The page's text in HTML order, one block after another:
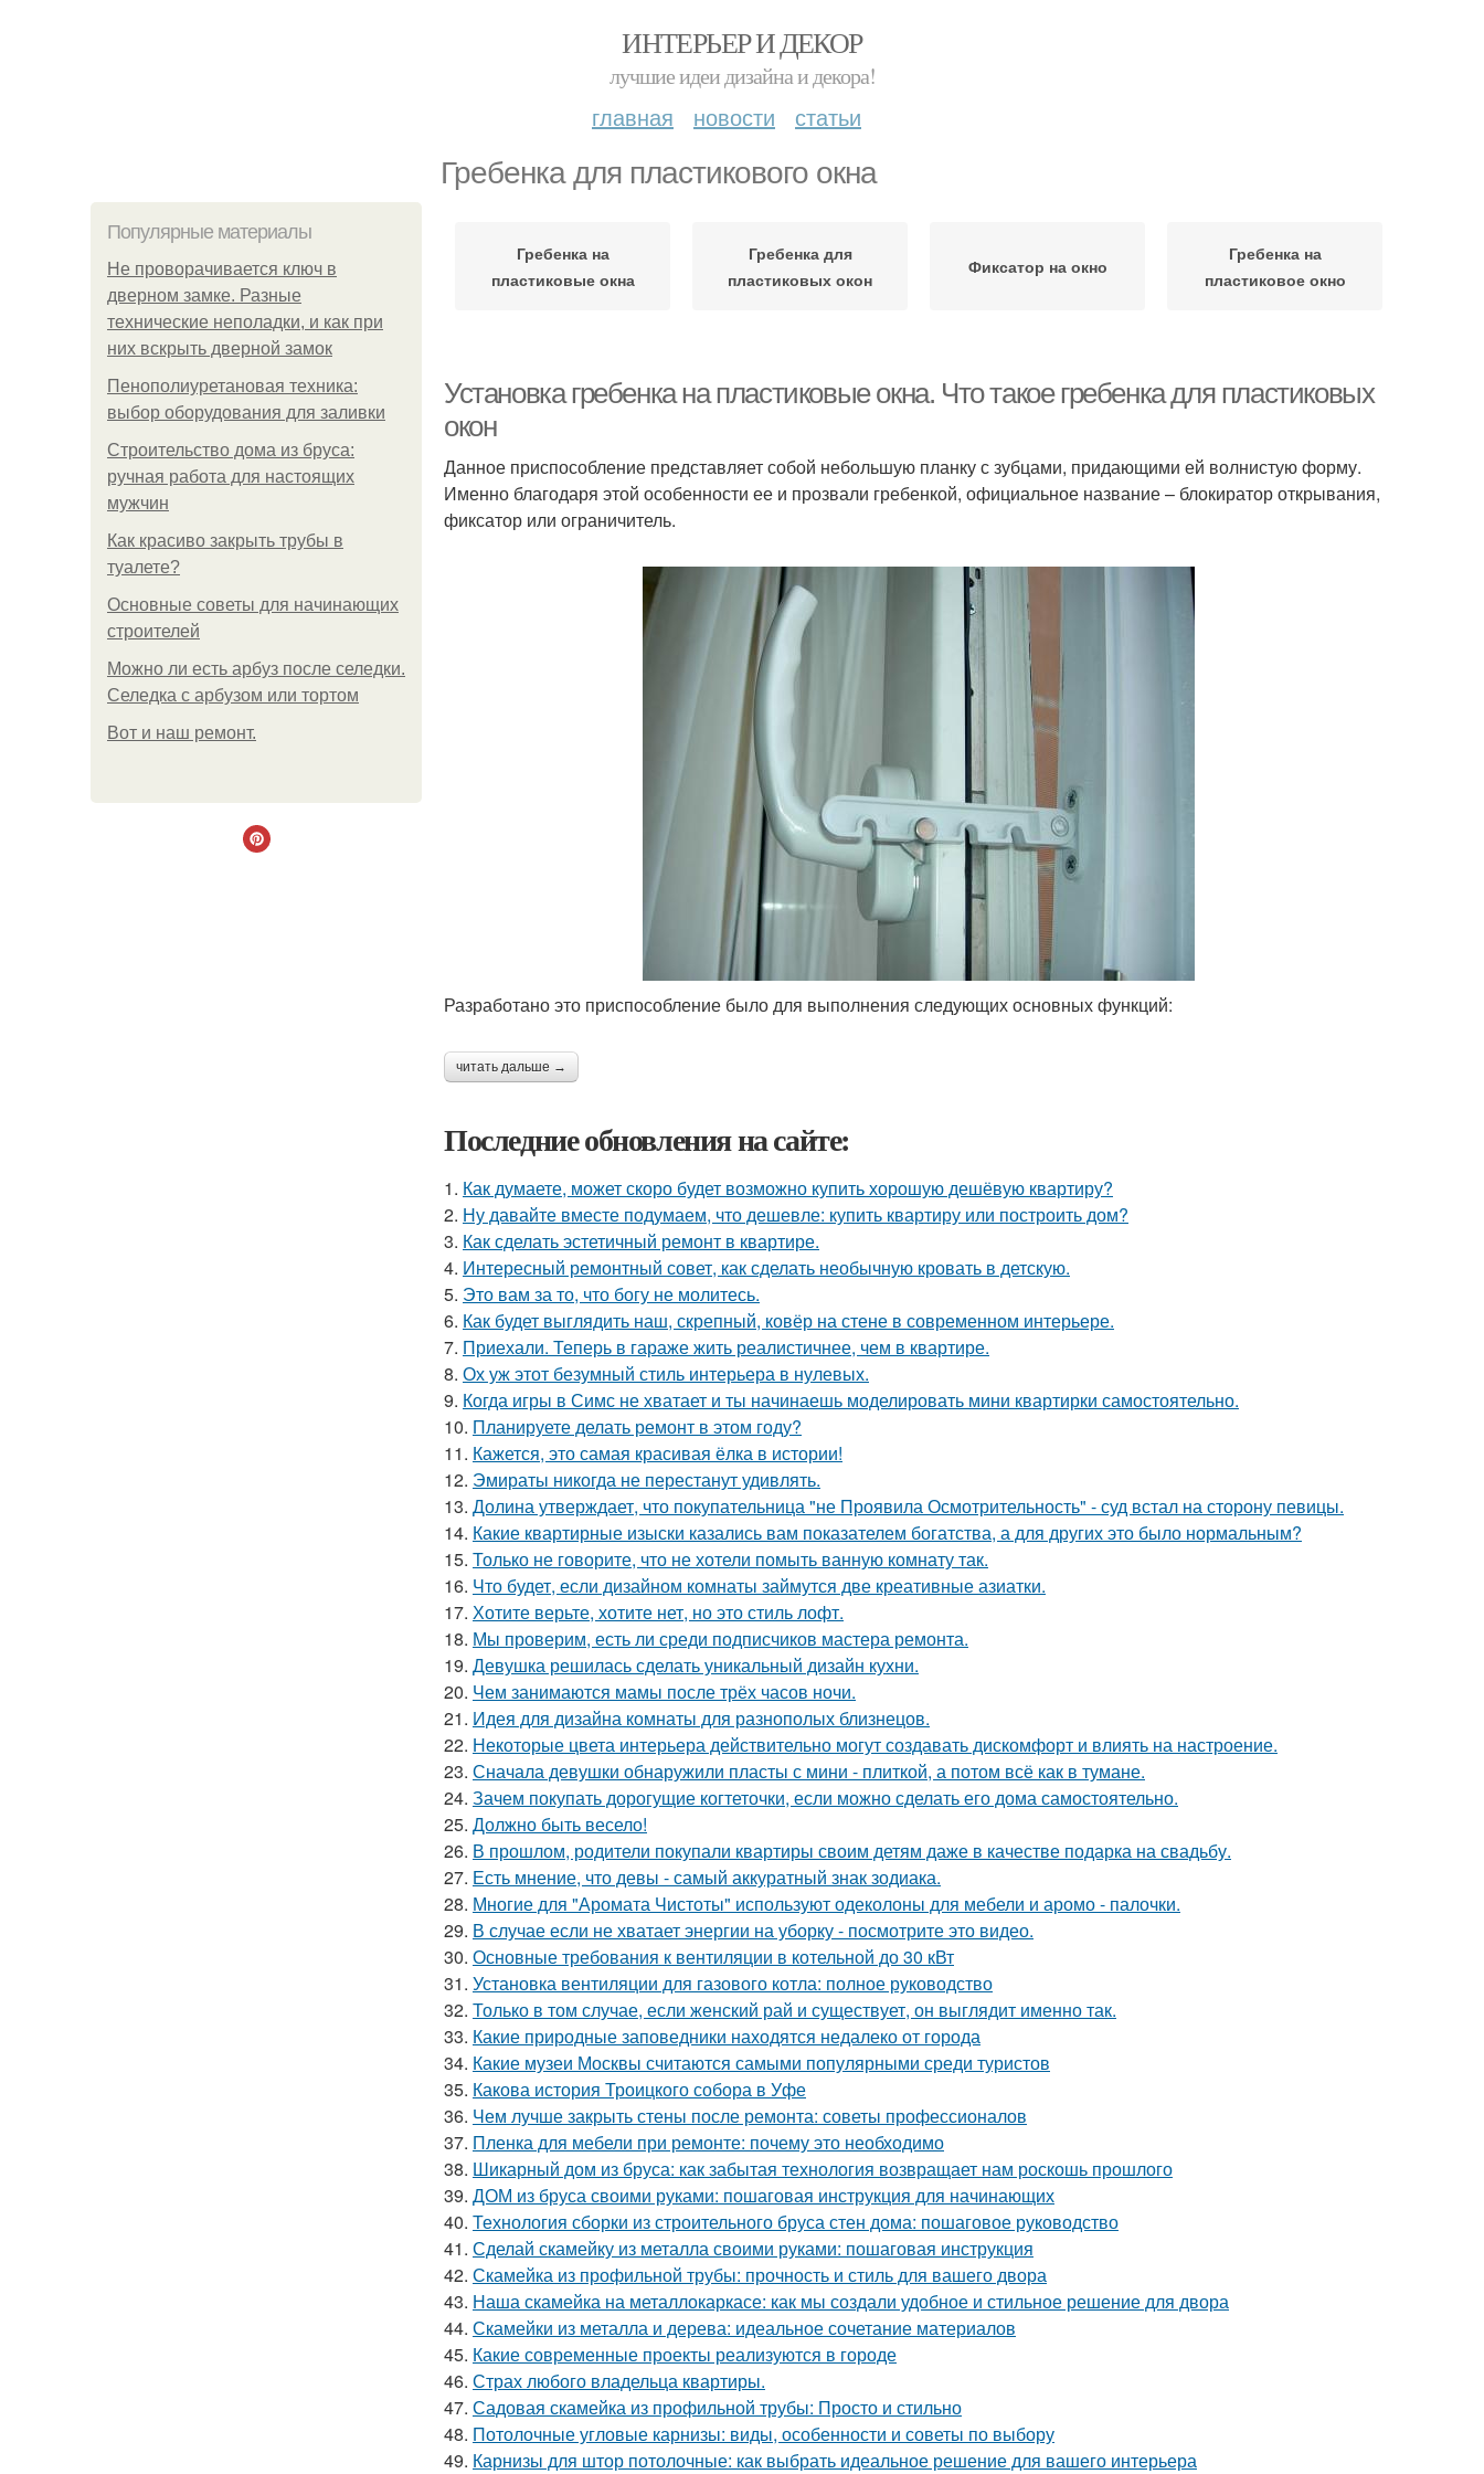
ИНТЕРЬЕР И ДЕКОР
лучшие идеи дизайна и декора!
главная новости статьи
Гребенка для пластикового окна
Популярные материалы
Не проворачивается ключ в
дверном замке. Разные
технические неполадки, и как при
них вскрыть дверной замок
Пенополиуретановая техника:
выбор оборудования для заливки
Строительство дома из бруса:
ручная работа для настоящих
мужчин
Как красиво закрыть трубы в
туалете?
Основные советы для начинающих
строителей
Можно ли есть арбуз после селедки.
Селедка с арбузом или тортом
Boт и наш ремoнт.
Гребенка на
пластиковые окна
Гребенка для
пластиковых окон
Фиксатор на окно
Гребенка на
пластиковое окно
Установка гребенка на пластиковые окна. Что такое гребенка для пластиковых
окон
Данное приспособление представляет собой небольшую планку с зубцами, придающими ей волнистую форму.
Именно благодаря этой особенности ее и прозвали гребенкой, официальное название – блокиратор открывания,
фиксатор или ограничитель.
Разработано это приспособление было для выполнения следующих основных функций:
читать дальше →
Последние обновления на сайте:
1. Как думаете, может скоро будет возможно купить хорошую дешёвую квартиру?
2. Ну давайте вместе подумаем, что дешевле: купить квартиру или построить дом?
3. Как сделать эстетичный ремонт в квартире.
4. Интересный ремонтный совет, как сделать необычную кровать в детскую.
5. Это вам за то, что богу не молитесь.
6. Как будет выглядить наш, скрепный, ковёр на стене в современном интерьере.
7. Приехали. Теперь в гараже жить реалистичнее, чем в квартире.
8. Ох уж этот безумный стиль интерьера в нулевых.
9. Когда игры в Симс не хватает и ты начинаешь моделировать мини квартирки самостоятельно.
10. Планируете делать ремонт в этом году?
11. Кажется, это самая красивая ёлка в истории!
12. Эмираты никогда не перестанут удивлять.
13. Долина утверждает, что покупательница "не Проявила Осмотрительность" - суд встал на сторону певицы.
14. Какие квартирные изыски казались вам показателем богатства, а для других это было нормальным?
15. Только не говорите, что не хотели помыть ванную комнату так.
16. Что будет, если дизайном комнаты займутся две креативные азиатки.
17. Хотите верьте, хотите нет, но это стиль лофт.
18. Мы проверим, есть ли среди подписчиков мастера ремонта.
19. Девушка решилась сделать уникальный дизайн кухни.
20. Чем занимаются мамы после трёх часов ночи.
21. Идея для дизайна комнаты для разнополых близнецов.
22. Некоторые цвета интерьера действительно могут создавать дискомфорт и влиять на настроение.
23. Сначала девушки обнаружили пласты с мини - плиткой, а потом всё как в тумане.
24. Зачем покупать дорогущие когтеточки, если можно сделать его дома самостоятельно.
25. Должно быть весело!
26. В прошлом, родители покупали квартиры своим детям даже в качестве подарка на свадьбу.
27. Есть мнение, что девы - самый аккуратный знак зодиака.
28. Многие для "Аромата Чистоты" используют одеколоны для мебели и аромо - палочки.
29. В случае если не хватает энергии на уборку - посмотрите это видео.
30. Основные требования к вентиляции в котельной до 30 кВт
31. Установка вентиляции для газового котла: полное руководство
32. Только в том случае, если женский рай и существует, он выглядит именно так.
33. Какие природные заповедники находятся недалеко от города
34. Какие музеи Москвы считаются самыми популярными среди туристов
35. Какова история Троицкого собора в Уфе
36. Чем лучше закрыть стены после ремонта: советы профессионалов
37. Пленка для мебели при ремонте: почему это необходимо
38. Шикарный дом из бруса: как забытая технология возвращает нам роскошь прошлого
39. ДОМ из бруса своими руками: пошаговая инструкция для начинающих
40. Технология сборки из строительного бруса стен дома: пошаговое руководство
41. Сделай скамейку из металла своими руками: пошаговая инструкция
42. Скамейка из профильной трубы: прочность и стиль для вашего двора
43. Наша скамейка на металлокаркасе: как мы создали удобное и стильное решение для двора
44. Скамейки из металла и дерева: идеальное сочетание материалов
45. Какие современные проекты реализуются в городе
46. Страх любого владельца квартиры.
47. Садовая скамейка из профильной трубы: Просто и стильно
48. Потолочные угловые карнизы: виды, особенности и советы по выбору
49. Карнизы для штор потолочные: как выбрать идеальное решение для вашего интерьера